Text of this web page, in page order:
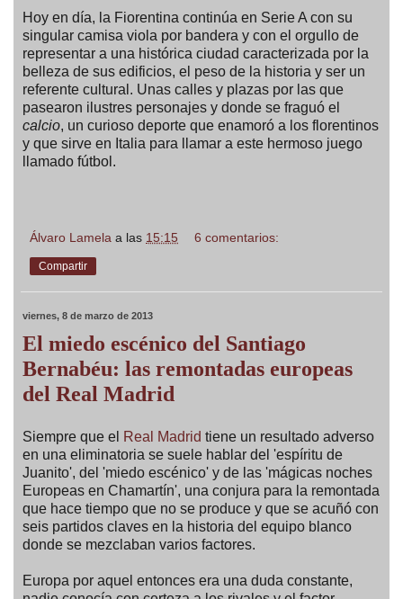
Hoy en día, la Fiorentina continúa en Serie A con su
singular camisa viola por bandera y con el orgullo de
representar a una histórica ciudad caracterizada por la
belleza de sus edificios, el peso de la historia y ser un
referente cultural. Unas calles y plazas por las que
pasearon ilustres personajes y donde se fraguó el
calcio, un curioso deporte que enamoró a los florentinos
y que sirve en Italia para llamar a este hermoso juego
llamado fútbol.
Álvaro Lamela a las 15:15 6 comentarios:
Compartir
viernes, 8 de marzo de 2013
El miedo escénico del Santiago
Bernabéu: las remontadas europeas
del Real Madrid
Siempre que el Real Madrid tiene un resultado adverso
en una eliminatoria se suele hablar del 'espíritu de
Juanito', del 'miedo escénico' y de las 'mágicas noches
Europeas en Chamartín', una conjura para la remontada
que hace tiempo que no se produce y que se acuñó con
seis partidos claves en la historia del equipo blanco
donde se mezclaban varios factores.
Europa por aquel entonces era una duda constante,